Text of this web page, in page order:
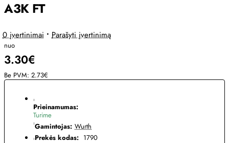
A3K FT
0 įvertinimai • Parašyti įvertinimą
nuo
3.30€
Be PVM: 2.73€
Prieinamumas:
Turime
Gamintojas: Wurth
Prekės kodas: 1790